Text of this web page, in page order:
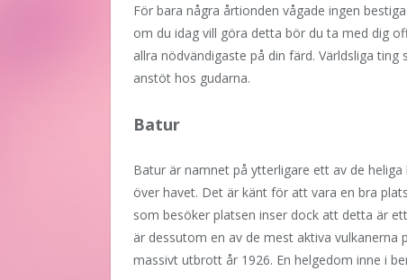
För bara några årtionden vågade ingen
om du idag vill göra detta bör du ta med dig
allra nödvändigaste på din färd. Världsliga
anstöt hos gudarna.
Batur
Batur är namnet på ytterligare ett av de
över havet. Det är känt för att vara en bra
som besöker platsen inser dock att detta är
är dessutom en av de mest aktiva vulkanerna
massivt utbrott år 1926. En helgedom inne i